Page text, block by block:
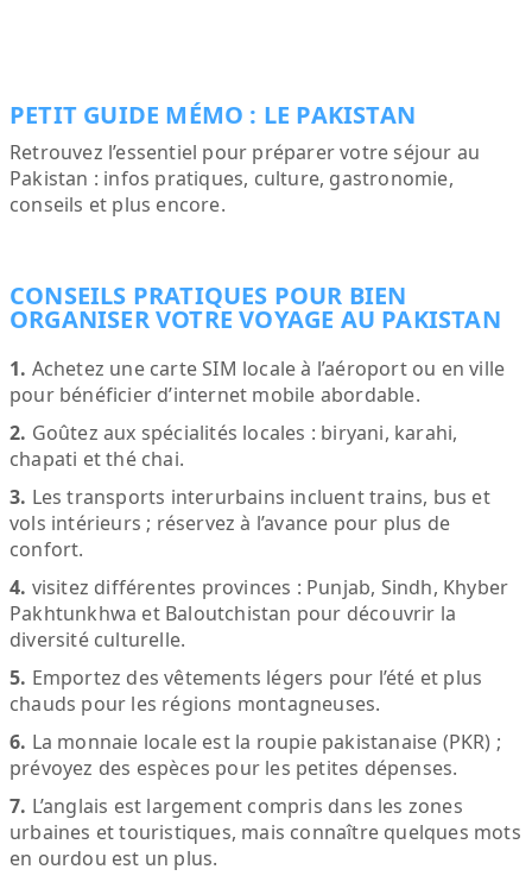
PETIT GUIDE MÉMO : LE PAKISTAN
Retrouvez l’essentiel pour préparer votre séjour au
Pakistan : infos pratiques, culture, gastronomie,
conseils et plus encore.
CONSEILS PRATIQUES POUR BIEN
ORGANISER VOTRE VOYAGE AU PAKISTAN
1. Achetez une carte SIM locale à l’aéroport ou en ville
pour bénéficier d’internet mobile abordable.
2. Goûtez aux spécialités locales : biryani, karahi,
chapati et thé chai.
3. Les transports interurbains incluent trains, bus et
vols intérieurs ; réservez à l’avance pour plus de
confort.
4. visitez différentes provinces : Punjab, Sindh, Khyber
Pakhtunkhwa et Baloutchistan pour découvrir la
diversité culturelle.
5. Emportez des vêtements légers pour l’été et plus
chauds pour les régions montagneuses.
6. La monnaie locale est la roupie pakistanaise (PKR) ;
prévoyez des espèces pour les petites dépenses.
7. L’anglais est largement compris dans les zones
urbaines et touristiques, mais connaître quelques mots
en ourdou est un plus.